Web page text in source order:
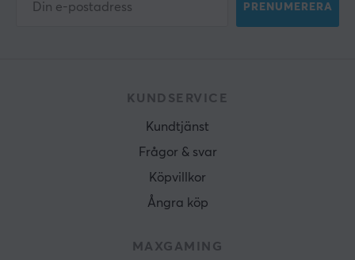
PRENUMERERA
KUNDSERVICE
Kundtjänst
Frågor & svar
Köpvillkor
Ångra köp
MAXGAMING